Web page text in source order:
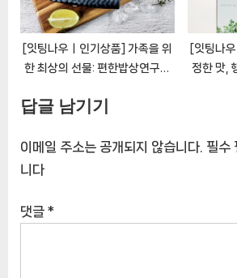
[잇팅나우ㅣ인기상품] 가족을 위
한 최상의 선물: 편한밥상연구소
ㅣ추천상품]
[잇팅나
정한 맛,
답글 남기기
이메일 주소는 공개되지 않습니다. 필수
니다
댓글 *